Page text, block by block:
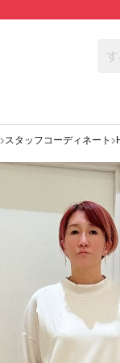
スタッフコーディネート